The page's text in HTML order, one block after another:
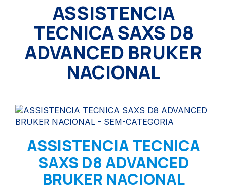
ASSISTENCIA
TECNICA SAXS D8
ADVANCED BRUKER
NACIONAL
ASSISTENCIA TECNICA
SAXS D8 ADVANCED
BRUKER NACIONAL